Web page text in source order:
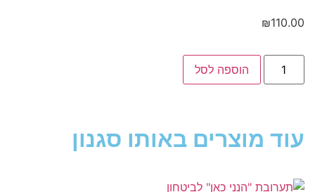
₪110.00
הוספה לסל
עוד מוצרים באותו סגנון